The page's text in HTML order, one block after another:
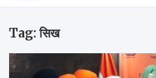
Tag:सिख